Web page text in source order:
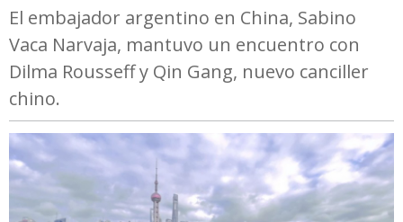
El embajador argentino en China, Sabino
Vaca Narvaja, mantuvo un encuentro con
Dilma Rousseff y Qin Gang, nuevo canciller
chino.